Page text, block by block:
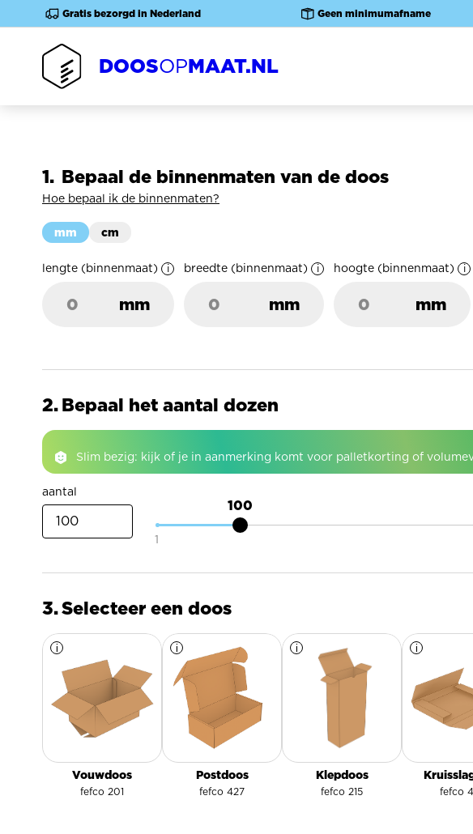
Overslaan
en
gaan
Gratis bezorgd in Nederland Geen minimumafname
DOOSOPMAAT.NL
Bepaal de binnenmaten van de doos
Hoe bepaal ik de binnenmaten?
mm cm
lengte (binnenmaat)
mm
breedte (binnenmaat)
mm
hoogte (binnenmaat)
mm
Bepaal het aantal dozen
Slim bezig: kijk of je in aanmerking komt voor palletkorting of
aantal
1
100
Selecteer een doos
Vouwdoos
fefco 201
i Meer
informatie
over
Vouwdoos
Postdoos
fefco 427
i Meer
informatie
over
Postdoos
Klepdoos
fefco 215
i Meer
informatie
Klepdoos
fefco
i Meer